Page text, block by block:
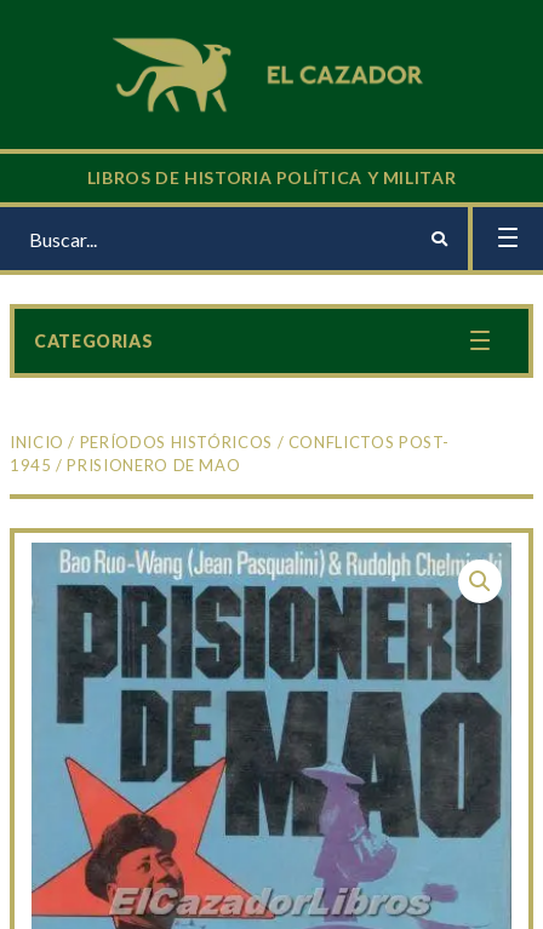
LIBROS DE HISTORIA POLÍTICA Y MILITAR
INICIO / PERÍODOS HISTÓRICOS / CONFLICTOS POST-
1945 / PRISIONERO DE MAO
CATEGORIAS